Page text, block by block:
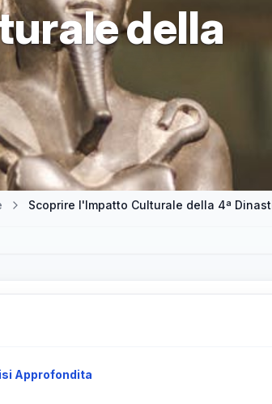
della
Scoprire l'Impatto Culturale della 4ª
Approfondita